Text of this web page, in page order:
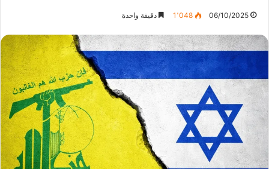
06/10/2025 1٬048 دقيقة واحدة